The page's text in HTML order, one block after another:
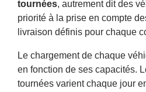
tournées, autrement dit des
priorité à la prise en compte
livraison définis pour chaque
Le chargement de chaque
en fonction de ses capacités.
tournées varient chaque jour